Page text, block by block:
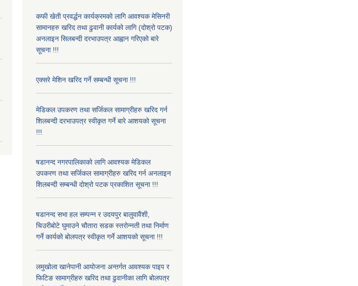
कफी खेती प्रवर्द्धन कार्यक्रमको लागि आवश्यक मेसिनरी
सामानहरु खरिद तथा ढुवानी कार्यको लागि (दोश्रो पटक)
अनलाइन सिलबन्दी दरभाउपत्र आह्वान गरिएको बारे
सूचना !!!
एक्सरे मेशिन खरिद गर्ने सम्बन्धी सूचना !!!
मेडिकल उपकरण तथा सर्जिकल सामाग्रीहरु खरिद गर्न
शिलबन्दी दरभाउपत्र स्वीकृत गर्ने बारे आशयको सूचना
!!!
षडानन्द नगरपालिकाको लागि आवश्यक मेडिकल
उपकरण तथा सर्जिकल सामाग्रीहरु खरिद गर्न अनलाइन
शिलबन्दी सम्बन्धी दोश्रो पटक प्रकाशित सूचना !!!
षडानन्द सभा हल सम्पन्न र उदयपुर बालुवावैंशी,
चिउरीबोटे घुमाउने चौतारा सडक स्तरोन्नती तथा निर्माण
गर्ने कार्यको बोलपत्र स्वीकृत गर्ने आशयको सूचना !!!
लमुखोला खानेपानी आयोजना अन्तर्गत आवश्यक पाइप र
फिटिङ सामाग्रीहरु खरिद तथा ढुवानीका लागि बोलपत्र